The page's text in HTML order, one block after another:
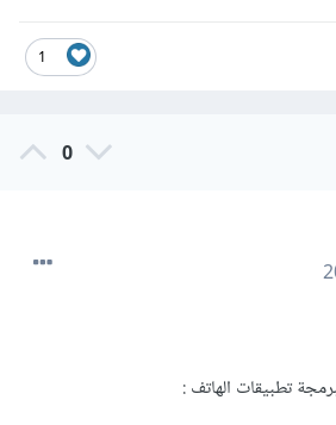
1
0
تطبيقات الهاتف :